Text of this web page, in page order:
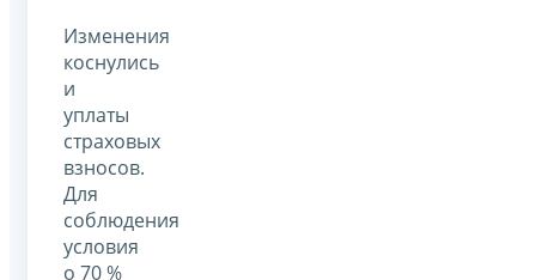
Изменения
коснулись
и
уплаты
страховых
взносов.
Для
соблюдения
условия
о 70 %